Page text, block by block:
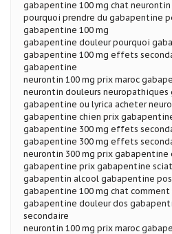
gabapentine 100 mg chat
pourquoi prendre du gabapentine
gabapentine 100 mg
gabapentine douleur pourquoi
gabapentine 100 mg effets
gabapentine
neurontin 100 mg prix maroc
neurontin douleurs
gabapentine ou lyrica acheter
gabapentine chien prix
gabapentine 300 mg effets
gabapentine 300 mg effets
neurontin 300 mg prix gabapentine
gabapentine prix gabapentine
gabapentin alcool gabapentine
gabapentine 100 mg chat
gabapentine douleur dos
secondaire
neurontin 100 mg prix maroc